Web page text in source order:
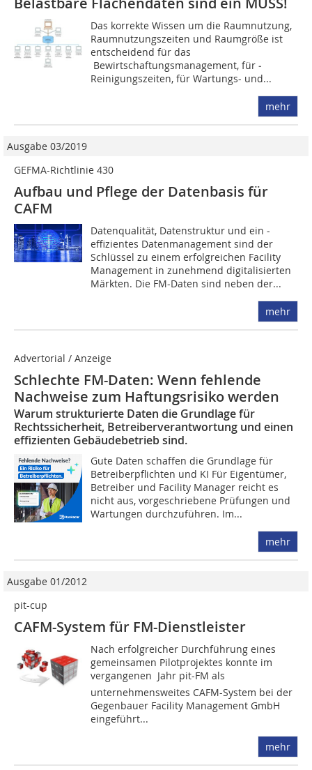
Das korrekte Wissen um die Raumnutzung,
Raumnutzungszeiten und Raumgröße ist
entscheidend für das
Bewirtschaftungsmanagement, für ­
Reinigungszeiten, für Wartungs- und...
mehr
Ausgabe 03/2019
GEFMA-Richtlinie 430
Aufbau und Pflege der Datenbasis für
CAFM
Datenqualität, Datenstruktur und ein ­
effizientes Datenmanagement sind der
Schlüssel zu einem erfolgreichen Facility
Management in zunehmend digitalisierten
Märkten. Die FM-Daten sind neben der...
mehr
Advertorial / Anzeige
Schlechte FM-Daten: Wenn fehlende
Nachweise zum Haftungsrisiko werden
Warum strukturierte Daten die Grundlage für
Rechtssicherheit, Betreiberverantwortung und einen
effizienten Gebäudebetrieb sind.
Gute Daten schaffen die Grundlage für
Betreiberpflichten und KI Für Eigentümer,
Betreiber und Facility Manager reicht es
nicht aus, vorgeschriebene Prüfungen und
Wartungen durchzuführen. Im...
mehr
Ausgabe 01/2012
pit-cup
CAFM-System für FM-Dienstleister
Nach erfolgreicher Durchführung eines
gemeinsamen Pilotprojektes konnte im
vergangenen Jahr pit-FM als
unternehmensweites CAFM-System bei der
Gegenbauer Facility Management GmbH
eingeführt...
mehr